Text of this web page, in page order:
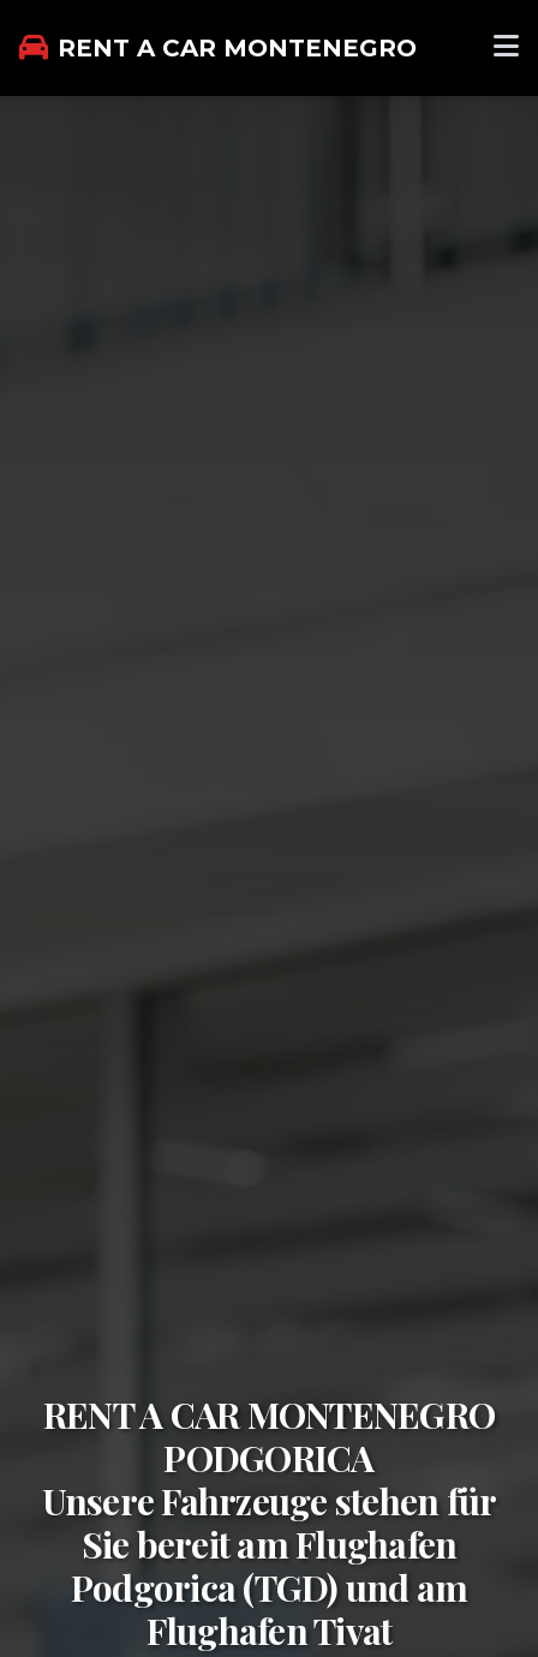
RENT A CAR MONTENEGRO
RENT A CAR MONTENEGRO
PODGORICA
Unsere Fahrzeuge stehen für
Sie bereit amFlughafen
Podgorica (TGD)und am
Flughafen Tivat